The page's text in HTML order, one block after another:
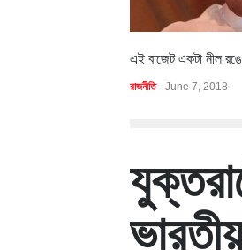
এই বাজেট একটা নীল
রাজনীতি June 7, 2018